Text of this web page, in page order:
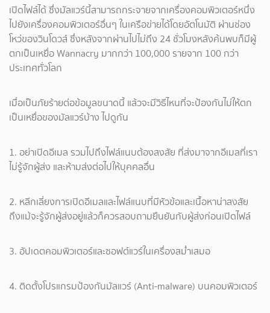
เปิดไฟล์ได้ ซึ่งมัลแวร์นี้สามารถกระจายจากเครื่องคอมพิวเตอร์หนึ่ง
ไปยังเครื่องคอมพิวเตอร์อื่นๆ ในเครือข่ายได้โดยอัตโนมัติ ผ่านช่อง
โหว่ของวินโดวส์ ซึ่งหลังจากผ่านไปไม่ถึง 24 ชั่วโมงหลังค้นพบก็มีผู้
ตกเป็นเหยื่อ Wannacry มากกว่า 100,000 รายจาก 100 กว่า
ประเทศทั่วโลก
เมื่อเป็นภัยร้ายต่อข้อมูลขนาดนี้ แล้วจะมีวิธีไหนที่จะป้องกันไม่ให้ตก
เป็นเหยื่อของมัลแวร์บ้าง ไปดูกัน
1. อย่าเปิดอีเมล รวมไปถึงไฟล์แนบต้องสงสัย ที่ส่งมาจากอีเมลที่เรา
ไม่รู้จักผู้ส่ง และห้ามส่งต่อไปให้บุคคลอื่น
2. หลีกเลี่ยงการเปิดอีเมลและไฟล์แนบที่มีหัวข้อและเนื้อหาน่าสงสัย
ถึงแม้จะรู้จักผู้ส่งอยู่แล้วก็ควรสอบถามยืนยันกับผู้ส่งก่อนเปิดไฟล์
3. อัปเดตคอมพิวเตอร์และซอฟต์แวร์ในเครื่องสม่ำเสมอ
4. ติดตั้งโปรแกรมป้องกันมัลแวร์ (Anti-malware) บนคอมพิวเตอร์